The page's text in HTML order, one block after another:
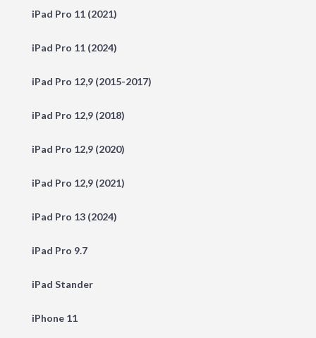
iPad Pro 11 (2021)
iPad Pro 11 (2024)
iPad Pro 12,9 (2015-2017)
iPad Pro 12,9 (2018)
iPad Pro 12,9 (2020)
iPad Pro 12,9 (2021)
iPad Pro 13 (2024)
iPad Pro 9.7
iPad Stander
iPhone 11